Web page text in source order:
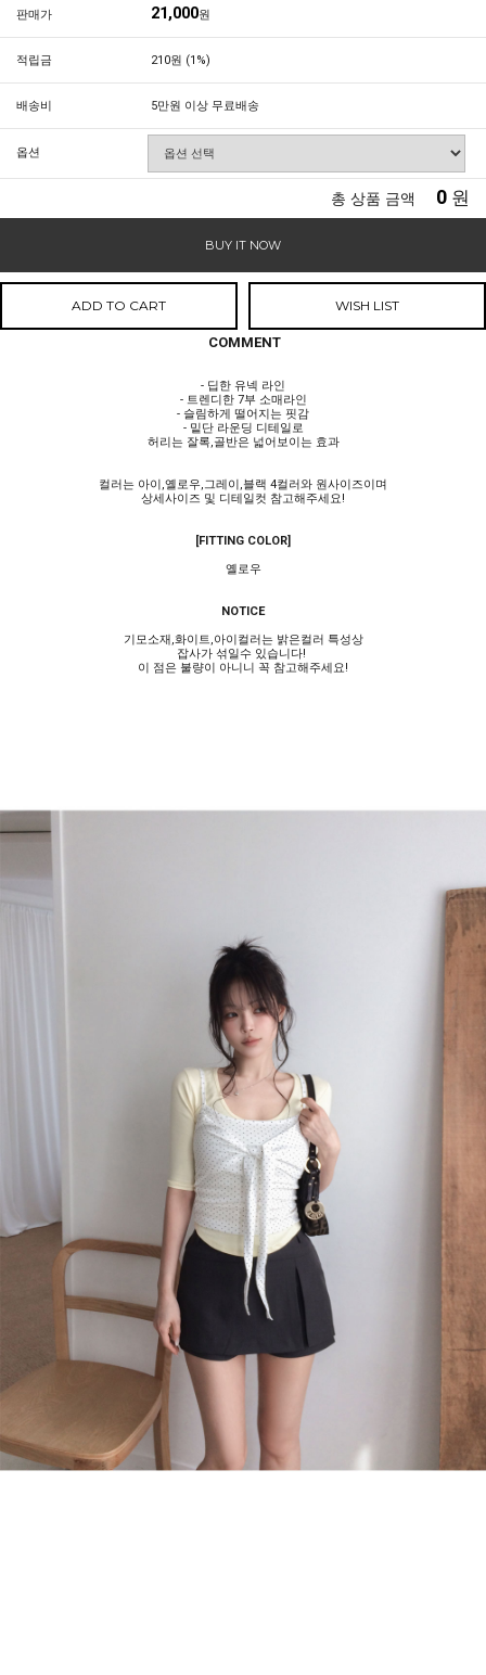
판매가 21,000원
적립금 210원 (1%)
배송비 5만원 이상 무료배송
옵션
총 상품 금액 0 원
BUY IT NOW
ADD TO CART WISH LIST
COMMENT
- 딥한 유넥 라인
- 트렌디한 7부 소매라인
- 슬림하게 떨어지는 핏감
- 밑단 라운딩 디테일로
허리는 잘록,골반은 넓어보이는 효과
컬러는 아이,옐로우,그레이,블랙 4컬러와 원사이즈이며
상세사이즈 및 디테일컷 참고해주세요!
[FITTING COLOR]
옐로우
NOTICE
기모소재,화이트,아이컬러는 밝은컬러 특성상
잡사가 섞일수 있습니다!
이 점은 불량이 아니니 꼭 참고해주세요!